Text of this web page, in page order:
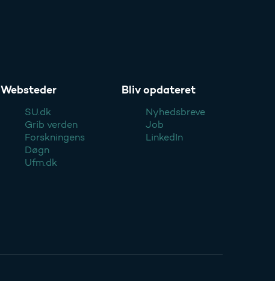
Websteder
SU.dk
Grib verden
Forskningens
Døgn
Ufm.dk
Bliv opdateret
Nyhedsbreve
Job
LinkedIn